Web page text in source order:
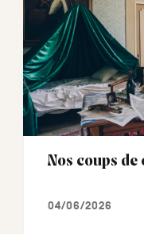
Nos coups de
04/06/2026